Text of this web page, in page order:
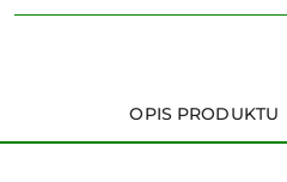
OPIS PRODUKTU